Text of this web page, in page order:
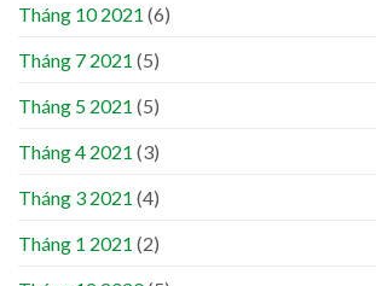
Tháng 10 2021 (6)
Tháng 7 2021 (5)
Tháng 5 2021 (5)
Tháng 4 2021 (3)
Tháng 3 2021 (4)
Tháng 1 2021 (2)